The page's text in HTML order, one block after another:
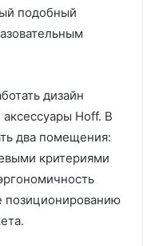
подобный
дизайн
Hoff. В
два помещения:
критериями
позиционированию